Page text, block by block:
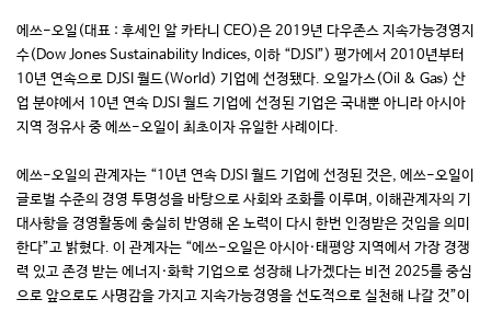
에쓰-오일(대표 : 후세인 알 카타니 CEO)은 2019년 다우존스 지속가능경영지
수(Dow Jones Sustainability Indices, 이하 “DJSI”) 평가에서 2010년부터
10년 연속으로 DJSI 월드(World) 기업에 선정됐다. 오일가스(Oil & Gas) 산
업 분야에서 10년 연속 DJSI 월드 기업에 선정된 기업은 국내뿐 아니라 아시아
지역 정유사 중 에쓰-오일이 최초이자 유일한 사례이다.
에쓰-오일의 관계자는 “10년 연속 DJSI 월드 기업에 선정된 것은, 에쓰-오일이
글로벌 수준의 경영 투명성을 바탕으로 사회와 조화를 이루며, 이해관계자의 기
대사항을 경영활동에 충실히 반영해 온 노력이 다시 한번 인정받은 것임을 의미
한다”고 밝혔다. 이 관계자는 “에쓰-오일은 아시아·태평양 지역에서 가장 경쟁
력 있고 존경 받는 에너지·화학 기업으로 성장해 나가겠다는 비전 2025를 중심
으로 앞으로도 사명감을 가지고 지속가능경영을 선도적으로 실천해 나갈 것”이